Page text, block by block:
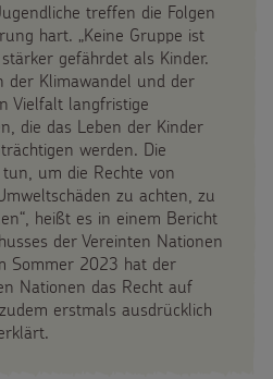
treffen die Folgen
hart. „Keine Gruppe ist
gefährdet als Kinder.
der Klimawandel und der
Vielfalt langfristige
die das Leben der Kinder
werden. Die
um die Rechte von
zu achten, zu
heißt es in einem Bericht
der Vereinten Nationen
Sommer 2023 hat der
Nationen das Recht auf
erstmals ausdrücklich